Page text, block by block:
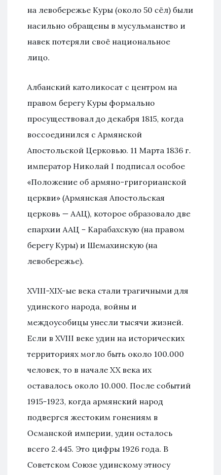
на левобережье Куры (около 50 сёл) были
насильно обращены в мусульманство и
навек потеряли своё национальное
лицо.
Албанский католикосат с центром на
правом берегу Куры формально
просуществовал до декабря 1815, когда
воссоединился с Армянской
Апостольской Церковью. 11 Марта 1836 г.
император Николай I подписал особое
«Положение об армяно-григорианской
церкви» (Армянская Апостольская
церковь — ААЦ), которое образовало две
епархии ААЦ – Карабахскую (на правом
берегу Куры) и Шемахинскую (на
левобережье).
XVIII-XIX-ые века стали трагичными для
удинского народа, войны и
междоусобицы унесли тысячи жизней.
Если в XVIII веке удин на исторических
территориях могло быть около 100.000
человек, то в начале XX века их
оставалось около 10.000. После событий
1915-1923, когда армянский народ
подвергся жестоким гонениям в
Османской империи, удин осталось
всего 2.445. Это цифры 1926 года. В
Советском Союзе удинскому этносу